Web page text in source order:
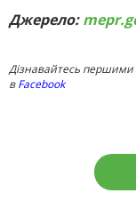
Джерело:
Дізнавайтесь першими
вFacebook